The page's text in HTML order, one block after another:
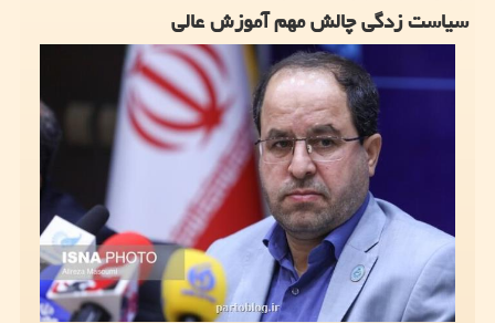
سیاست زدگی چالش مهم آموزش عالی